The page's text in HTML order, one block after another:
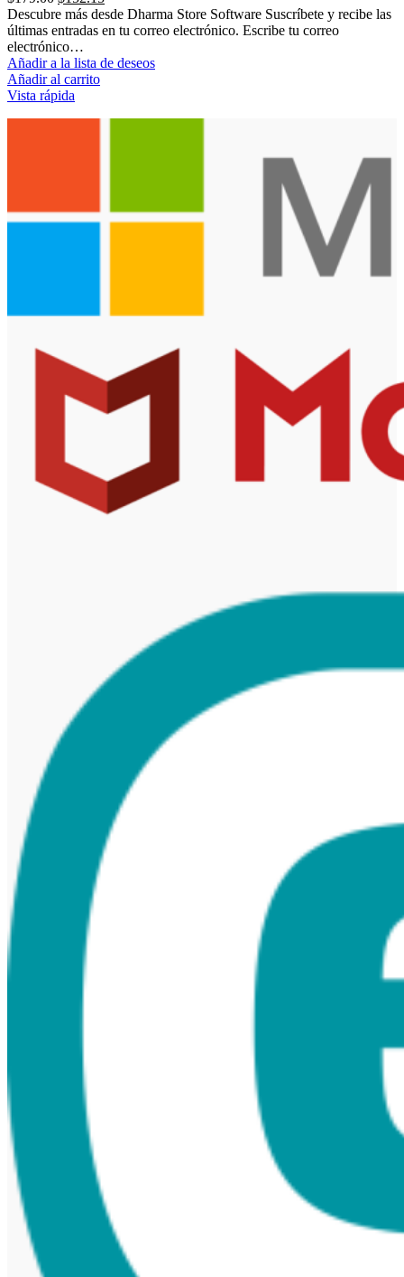
Descubre más desde Dharma Store Software Suscríbete y recibe las
últimas entradas en tu correo electrónico. Escribe tu correo
electrónico…
Añadir a la lista de deseos
Añadir al carrito
Vista rápida